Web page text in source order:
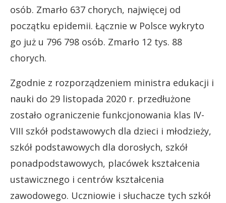
osób. Zmarło 637 chorych, najwięcej od
początku epidemii. Łącznie w Polsce wykryto
go już u 796 798 osób. Zmarło 12 tys. 88
chorych.
Zgodnie z rozporządzeniem ministra edukacji i
nauki do 29 listopada 2020 r. przedłużone
zostało ograniczenie funkcjonowania klas IV-
VIII szkół podstawowych dla dzieci i młodzieży,
szkół podstawowych dla dorosłych, szkół
ponadpodstawowych, placówek kształcenia
ustawicznego i centrów kształcenia
zawodowego. Uczniowie i słuchacze tych szkół